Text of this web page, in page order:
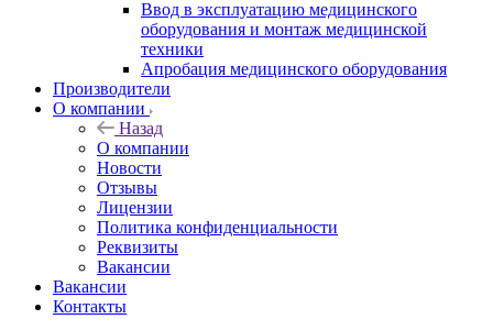
Ввод в эксплуатацию медицинского
оборудования и монтаж медицинской
техники
Апробация медицинского оборудования
Производители
О компании
Назад
О компании
Новости
Отзывы
Лицензии
Политика конфиденциальности
Реквизиты
Вакансии
Вакансии
Контакты